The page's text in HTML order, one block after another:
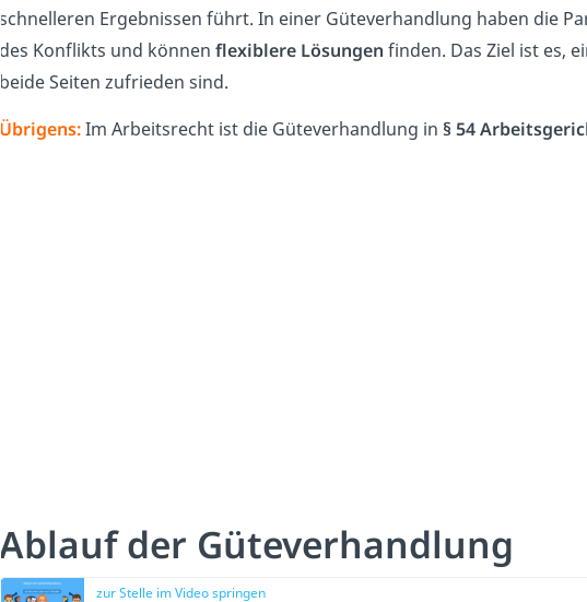
schnelleren Ergebnissen führt. In einer Güteverhandlung haben die
des Konflikts und können flexiblere Lösungen finden. Das Ziel ist es,
beide Seiten zufrieden sind.
Übrigens:Im Arbeitsrecht ist die Güteverhandlung in § 54
Ablauf der Güteverhandlung
zur Stelle im Video springen